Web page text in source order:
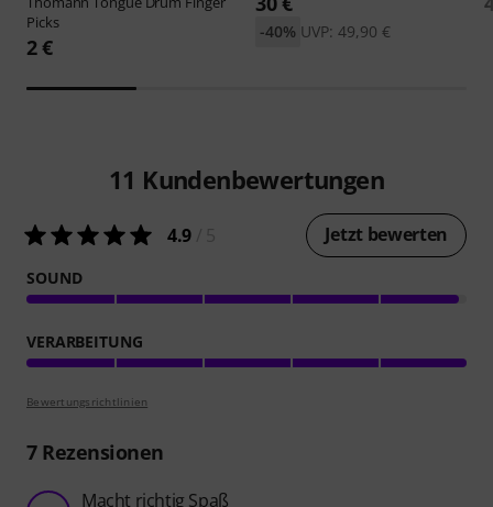
Picks
2 €
UVP: 49,90 €
-40%
11 Kundenbewertungen
4.9 Jetzt bewerten
SOUND
VERARBEITUNG
Bewertungsrichtlinien
7Rezensionen
Macht richtig Spaß